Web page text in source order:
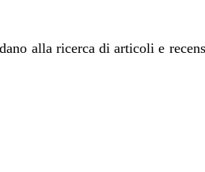
alla ricerca di articoli e